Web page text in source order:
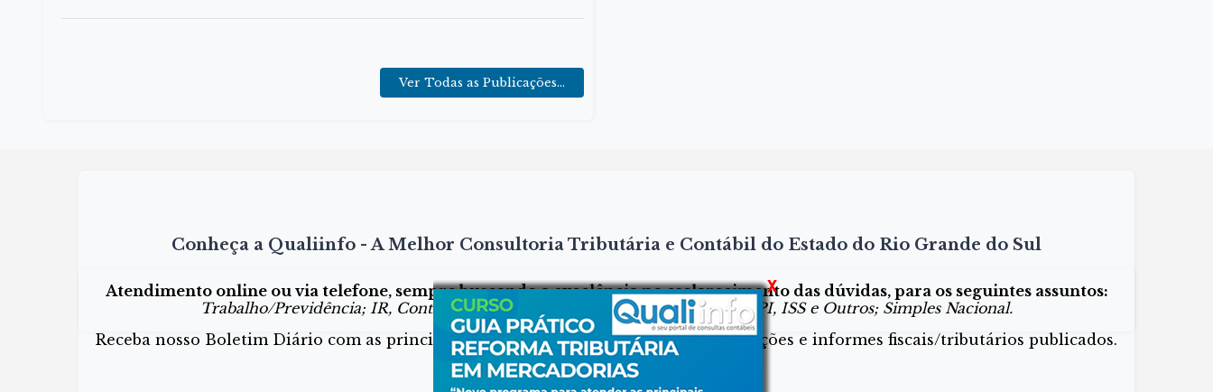
Ver Todas as Publicações...
Conheça a Qualiinfo - A Melhor Consultoria Tributária e Contábil do Estado do Rio Grande do Sul
Atendimento online ou via telefone, sempre buscando a excelência no esclarecimento das dúvidas, para os seguintes assuntos:
Trabalho/Previdência; IR, Contribuições; Contabilidade/Societário; ICMS, IPI, ISS e Outros; Simples Nacional.
Receba nosso Boletim Diário com as principais legislações, notícias, próximas obrigações e informes fiscais/tributários publicados.